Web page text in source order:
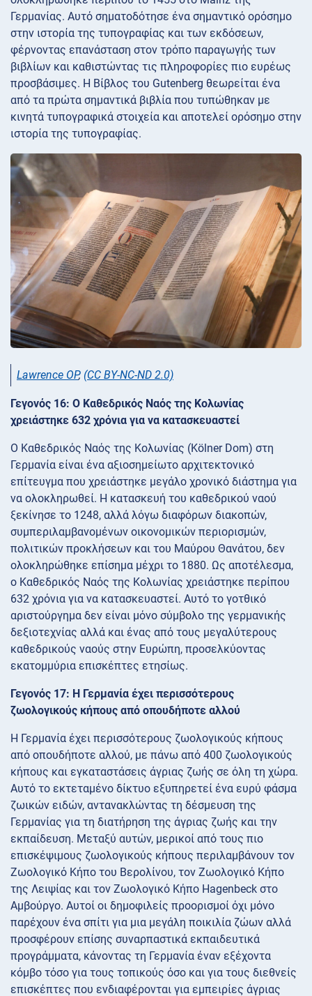
Γερμανίας. Αυτό σηματοδότησε ένα σημαντικό ορόσημο
στην ιστορία της τυπογραφίας και των εκδόσεων,
φέρνοντας επανάσταση στον τρόπο παραγωγής των
βιβλίων και καθιστώντας τις πληροφορίες πιο ευρέως
προσβάσιμες. Η Βίβλος του Gutenberg θεωρείται ένα
από τα πρώτα σημαντικά βιβλία που τυπώθηκαν με
κινητά τυπογραφικά στοιχεία και αποτελεί ορόσημο στην
ιστορία της τυπογραφίας.
Lawrence OP, (CC BY-NC-ND 2.0)
Γεγονός 16: Ο Καθεδρικός Ναός της Κολωνίας
χρειάστηκε 632 χρόνια για να κατασκευαστεί
Ο Καθεδρικός Ναός της Κολωνίας (Kölner Dom) στη
Γερμανία είναι ένα αξιοσημείωτο αρχιτεκτονικό
επίτευγμα που χρειάστηκε μεγάλο χρονικό διάστημα για
να ολοκληρωθεί. Η κατασκευή του καθεδρικού ναού
ξεκίνησε το 1248, αλλά λόγω διαφόρων διακοπών,
συμπεριλαμβανομένων οικονομικών περιορισμών,
πολιτικών προκλήσεων και του Μαύρου Θανάτου, δεν
ολοκληρώθηκε επίσημα μέχρι το 1880. Ως αποτέλεσμα,
ο Καθεδρικός Ναός της Κολωνίας χρειάστηκε περίπου
632 χρόνια για να κατασκευαστεί. Αυτό το γοτθικό
αριστούργημα δεν είναι μόνο σύμβολο της γερμανικής
δεξιοτεχνίας αλλά και ένας από τους μεγαλύτερους
καθεδρικούς ναούς στην Ευρώπη, προσελκύοντας
εκατομμύρια επισκέπτες ετησίως.
Γεγονός 17: Η Γερμανία έχει περισσότερους
ζωολογικούς κήπους από οπουδήποτε αλλού
Η Γερμανία έχει περισσότερους ζωολογικούς κήπους
από οπουδήποτε αλλού, με πάνω από 400 ζωολογικούς
κήπους και εγκαταστάσεις άγριας ζωής σε όλη τη χώρα.
Αυτό το εκτεταμένο δίκτυο εξυπηρετεί ένα ευρύ φάσμα
ζωικών ειδών, αντανακλώντας τη δέσμευση της
Γερμανίας για τη διατήρηση της άγριας ζωής και την
εκπαίδευση. Μεταξύ αυτών, μερικοί από τους πιο
επισκέψιμους ζωολογικούς κήπους περιλαμβάνουν τον
Ζωολογικό Κήπο του Βερολίνου, τον Ζωολογικό Κήπο
της Λειψίας και τον Ζωολογικό Κήπο Hagenbeck στο
Αμβούργο. Αυτοί οι δημοφιλείς προορισμοί όχι μόνο
παρέχουν ένα σπίτι για μια μεγάλη ποικιλία ζώων αλλά
προσφέρουν επίσης συναρπαστικά εκπαιδευτικά
προγράμματα, κάνοντας τη Γερμανία έναν εξέχοντα
κόμβο τόσο για τους τοπικούς όσο και για τους διεθνείς
επισκέπτες που ενδιαφέρονται για εμπειρίες άγριας